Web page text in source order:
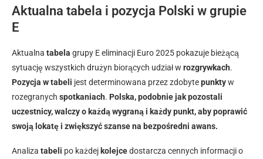
Aktualna tabela i pozycja Polski w grupie
E
Aktualna tabela grupy E eliminacji Euro 2025 pokazuje bieżącą
sytuację wszystkich drużyn biorących udział w rozgrywkach.
Pozycja w tabeli jest determinowana przez zdobytepunktyw
rozegranych spotkaniach. Polska, podobnie jak pozostali
uczestnicy, walczy o każdą wygraną i każdy punkt, aby poprawić
swoją lokatę i zwiększyć szanse na bezpośredni awans.
Analiza tabeli po każdejkolejcedostarcza cennych informacji o